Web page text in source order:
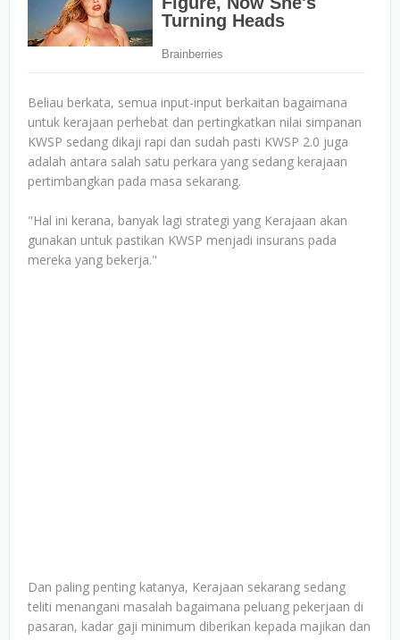
Beliau berkata, semua input-input berkaitan bagaimana
untuk kerajaan perhebat dan pertingkatkan nilai simpanan
KWSP sedang dikaji rapi dan sudah pasti KWSP 2.0 juga
adalah antara salah satu perkara yang sedang kerajaan
pertimbangkan pada masa sekarang.
"Hal ini kerana, banyak lagi strategi yang Kerajaan akan
gunakan untuk pastikan KWSP menjadi insurans pada
mereka yang bekerja."
Dan paling penting katanya, Kerajaan sekarang sedang
teliti menangani masalah bagaimana peluang pekerjaan di
pasaran, kadar gaji minimum diberikan kepada majikan dan